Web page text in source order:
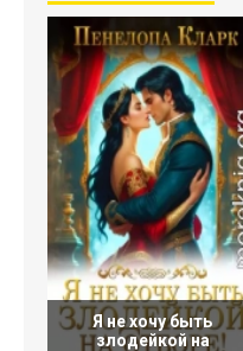
Я не хочу быть
злодейкой на